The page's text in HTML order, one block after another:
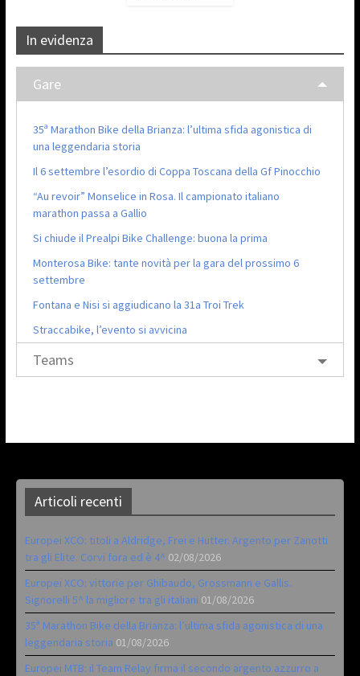
In evidenza
Gare
35ª Marathon Bike della Brianza: l’ultima sfida agonistica di
una leggendaria storia
Il 6 settembre l’esordio di Coppa Toscana della Gf Pinocchio
“Au revoir” Monselice in Rosa. Il campionato italiano
marathon passa a Gallio
Si chiude il Prealpi Bike Challenge: buona la prima
Monterosa Bike: tante novità per la gara del prossimo 6
settembre
Fontana e Nisi si aggiudicano la 31a Troi Trek
Straccabike, l’evento si avvicina
Teams
Articoli recenti
Europei XCO: titoli a Aldridge, Frei e Hutter. Argento per Zanotti
tra gli Elite. Corvi fora ed è 4^ 02/08/2026
Europei XCO: vittorie per Ghibaudo, Grossmann e Gallis.
Signorelli 5^ la migliore tra gli italiani 01/08/2026
35ª Marathon Bike della Brianza: l’ultima sfida agonistica di una
leggendaria storia 01/08/2026
Europei MTB: il Team Relay firma il secondo argento azzurro a